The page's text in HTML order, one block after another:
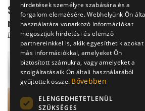
Székletdugó - a nehezített
megoldása
Dr. Csatár Éva
hirdetések személyre szabására és a
forgalom elemzésére. Webhelyünk Ön
használatára vonatkozó információkat
megosztjuk hirdetési és elemző
partnereinkkel is, akik egyesíthetik azokat
más információkkal, amelyeket Ön
biztosított számukra, vagy amelyeket a
szolgáltatásaik Ön általi használatából
gyűjtöttek össze. Bővebben
ELENGEDHETETLENÜL
SZÜKSÉGES